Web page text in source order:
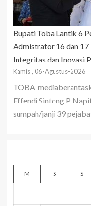
Bupati Toba Lantik 6
Admistrator 16 dan 17
Integritas dan Inovasi
Kamis , 06-Agustus-2026
TOBA,
Effendi Sintong P.
sumpah/janji 39
M S S